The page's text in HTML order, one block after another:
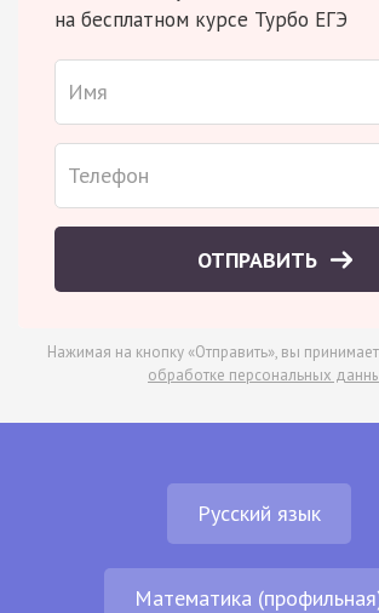
на бесплатном курсе Турбо ЕГЭ
ОТПРАВИТЬ
Нажимая на кнопку «Отправить», вы
обработке персональных
Русский язык
Математика